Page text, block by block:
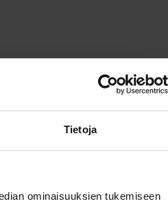
Tietoja
ominaisuuksien tukemiseen